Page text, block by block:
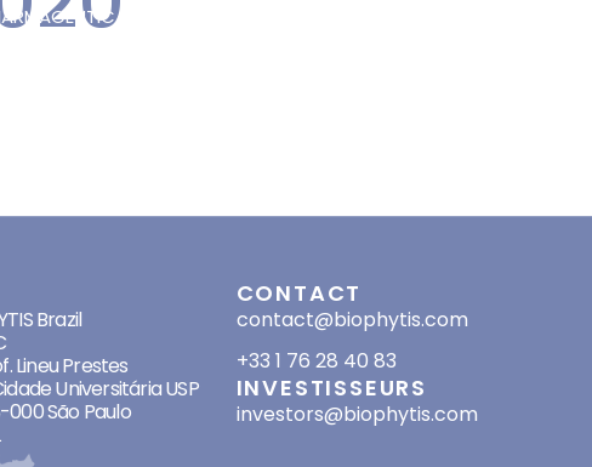
Brazil
Lineu Prestes
Universitária USP
São Paulo
CONTACT
contact@biophytis.com
+33 1 76 28 40 83
INVESTISSEURS
investors@biophytis.com